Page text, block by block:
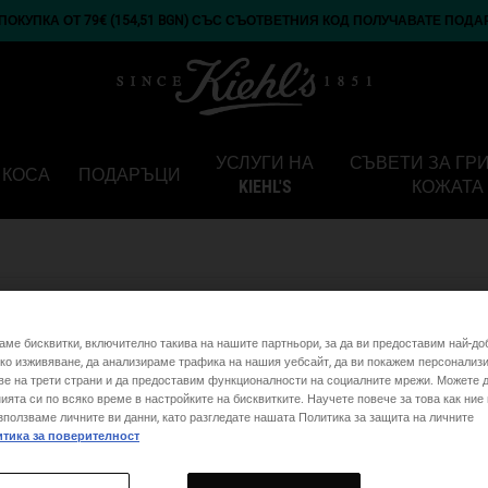
ОТ 79€ (154,51 BGN) СЪС СЪОТВЕТНИЯ КОД ПОЛУЧАВАТЕ
КОСА ПОДАРЪЦИ
УСЛУГИ НА
KIEHL'S
СЪВЕТИ ЗА
КОЖАТА
СВЪРЖЕТЕ СЕ С НАС
*Обаждането се таксува според тарифната политика на
бисквитки, включително такива на нашите партньори, за да ви предоставим най-
изживяване, да анализираме трафика на нашия уебсайт, да ви покажем
на трети страни и да предоставим функционалности на социалните мрежи. Можете
си по всяко време в настройките на бисквитките. Научете повече за това как
личните ви данни, като разгледате нашата Политика за защита на личните
за поверителност